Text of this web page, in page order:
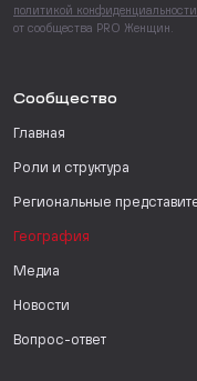
политикой конфиденциальности
от сообщества PRO Женщин.
Сообщество
Главная
Роли и структура
Региональные
География
Медиа
Новости
Вопрос-ответ